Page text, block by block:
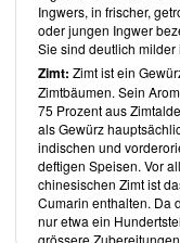
grundsätzlich den
Fertigprodukte ganz zu
Süssungsmitteln so
Vegan Christmasvon
insbesondere für
nicht von traditionellen
Aufzeigen, dass
"normaler" Speisen
Über den Autor
Der gebürtige Waliser
Kochbuchautor. Er
Ingwers, in frischer,
oder jungen Ingwer
Sie sind deutlich
Zimt: Zimt ist ein
Zimtbäumen. Sein
75 Prozent aus
als Gewürz
indischen und
deftigen Speisen. Vor
chinesischen Zimt ist
Cumarin enthalten. Da
nur etwa ein
grössere